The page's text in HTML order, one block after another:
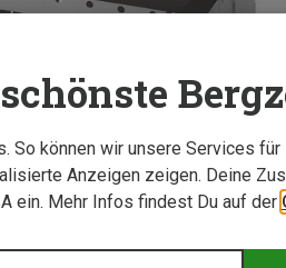
So können wir unsere Services
Anzeigen zeigen. Deine
ein. Mehr Infos findest Du auf der